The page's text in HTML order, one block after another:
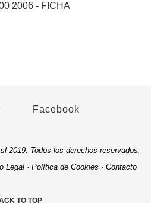
2006 - FICHA
Facebook
2019. Todos los derechos reservados.
Legal · Política de Cookies · Contacto
TO TOP